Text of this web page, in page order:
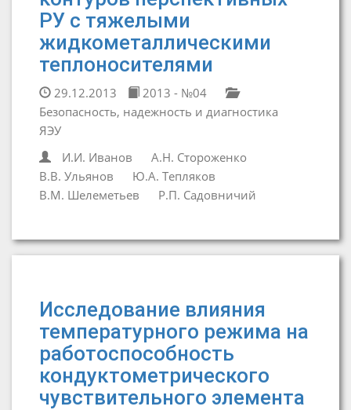
РУ с тяжелыми
жидкометаллическими
теплоносителями
29.12.2013
2013 - №04
Безопасность, надежность и диагностика
ЯЭУ
И.И. Иванов
А.Н. Стороженко
В.В. Ульянов
Ю.А. Тепляков
В.М. Шелеметьев
Р.П. Садовничий
Исследование влияния
температурного режима на
работоспособность
кондуктометрического
чувствительного элемента